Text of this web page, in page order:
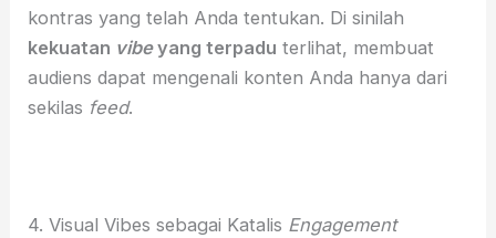
kontras yang telah Anda tentukan. Di sinilah
kekuatan vibeyang terpadu terlihat, membuat
audiens dapat mengenali konten Anda hanya dari
sekilas feed.
4. Visual Vibes sebagai Katalis Engagement